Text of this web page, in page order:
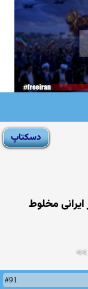
مخلوط
>>
#91